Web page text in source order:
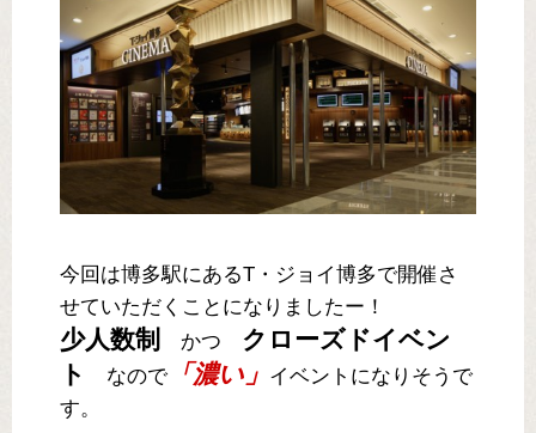
今回は博多駅にあるT・ジョイ博多で開催さ
せていただくことになりましたー！
少人数制 かつ
クローズドイベン
ト
なので「濃い」 イベントになりそうで
す。